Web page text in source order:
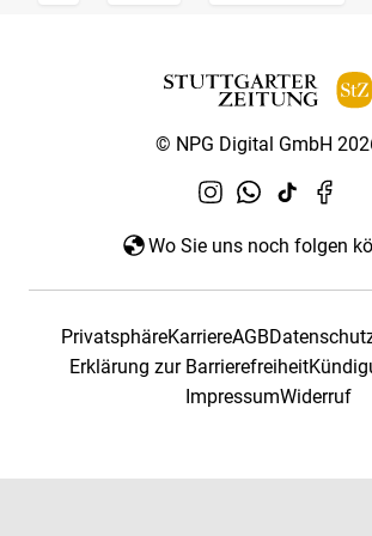
© NPG Digital GmbH
Wo Sie uns noch folgen
PrivatsphäreKarriereAGB
Erklärung zur Barrierefreiheit
ImpressumWiderruf